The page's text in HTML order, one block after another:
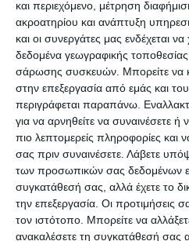
και περιεχόμενο, μέτρηση
ακροατηρίου και ανάπτυξη
και οι συνεργάτες μας ενδέχεται
δεδομένα γεωγραφικής
σάρωσης συσκευών. Μπορείτε να
στην επεξεργασία από εμάς και
περιγράφεται παραπάνω.
για να αρνηθείτε να συναινέσετε
πιο λεπτομερείς πληροφορίες και
σας πριν συναινέσετε. Λάβετε
των προσωπικών σας δεδομένων
συγκατάθεσή σας, αλλά έχετε το
την επεξεργασία. Οι προτιμήσεις
τον ιστότοπο. Μπορείτε να
ανακαλέσετε τη συγκατάθεσή σας
Ο